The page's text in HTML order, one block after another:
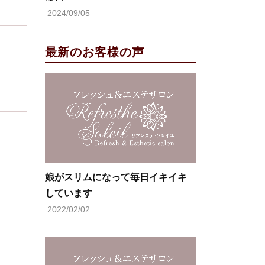
2024/09/05
最新のお客様の声
娘がスリムになって毎日イキイキ
しています
2022/02/02